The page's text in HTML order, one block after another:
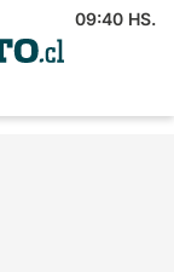
09:40 HS.